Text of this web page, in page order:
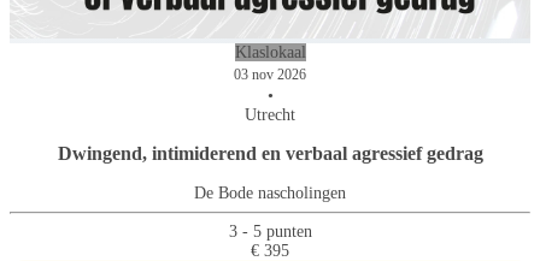
Klaslokaal
03 nov 2026
•
Utrecht
Dwingend, intimiderend en verbaal agressief gedrag
De Bode nascholingen
3 - 5 punten
€ 395